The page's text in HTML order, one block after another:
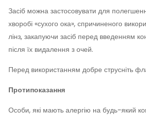
Засіб можна застосовувати для
хворобі «сухого ока», спричиненого
лінз, закапуючи засіб перед введенням
після їх видалення з очей.
Перед використанням добре струсніть
Протипоказання
Особи, які мають алергію на будь-який